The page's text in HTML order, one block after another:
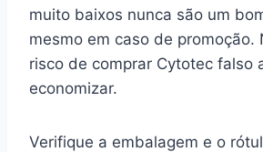
muito baixos nunca são um
mesmo em caso de promoção.
risco de comprar Cytotec falso
economizar.
Verifique a embalagem e o